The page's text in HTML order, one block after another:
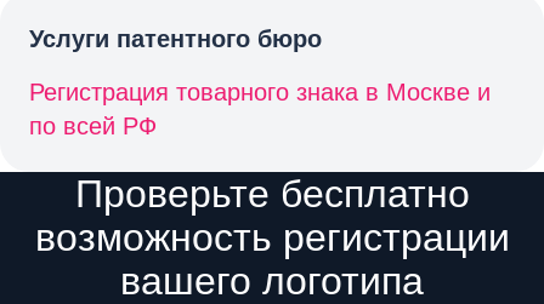
Услуги патентного бюро
Регистрация товарного знака в Москве и
по всей РФ
Проверьте бесплатно
возможность регистрации
вашего логотипа